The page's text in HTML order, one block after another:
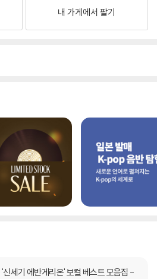
내 가게에서 팔기